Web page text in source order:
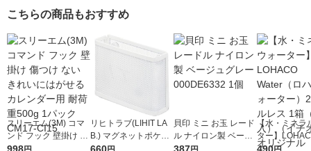
こちらの商品もおすすめ
スリーエム(3M) コマ
ンド フック 壁掛け 傷
つけ ない きれいには
リヒトラブ(LIHIT LA
B.) マグネットポケッ
ト メモ・ハガキ 白
貝印 ミニ お玉 レード
ル ナイロン製 ベージ
ュグレー 000DE6332
【水・ミネラ
ター】
r（ロハコウ